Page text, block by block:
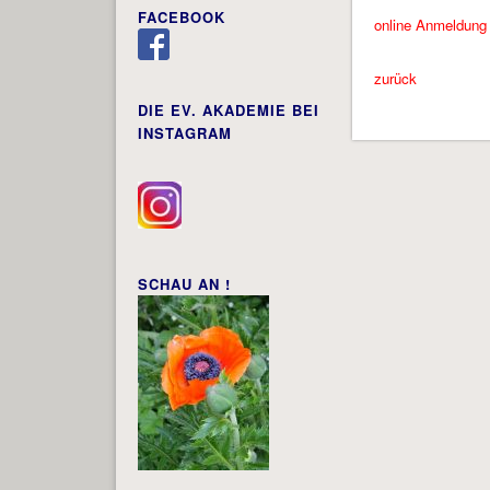
online
zurück
FACEBOOK
DIE EV. AKADEMIE BEI
INSTAGRAM
SCHAU AN !